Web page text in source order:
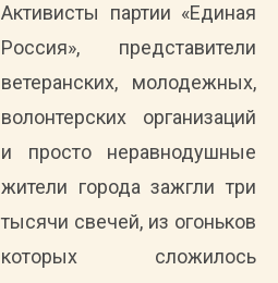
Активисты партии «Единая
Россия», представители
ветеранских, молодежных,
волонтерских организаций
и просто неравнодушные
жители города зажгли три
тысячи свечей, из огоньков
которых сложилось